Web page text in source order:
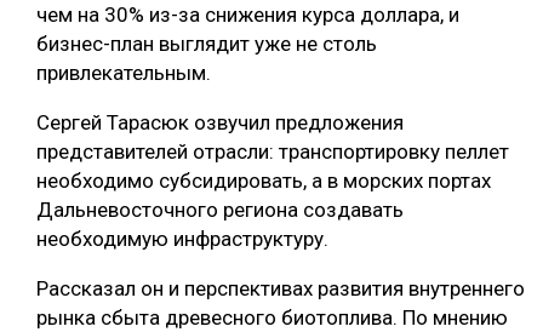
чем на 30% из-за снижения курса доллара, и
бизнес-план выглядит уже не столь
привлекательным.
Сергей Тарасюк озвучил предложения
представителей отрасли: транспортировку пеллет
необходимо субсидировать, а в морских портах
Дальневосточного региона создавать
необходимую инфраструктуру.
Рассказал он и перспективах развития внутреннего
рынка сбыта древесного биотоплива. По мнению